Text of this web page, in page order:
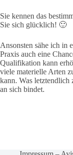
Sie kennen das
Sie sich glücklich! 🙂
Ansonsten sähe ich in
Praxis auch eine
Qualifikation kann
viele materielle Arten
kann. Was letztendlich
an sich bindet.